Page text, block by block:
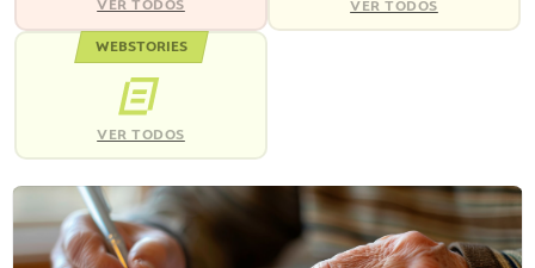
VER TODOS VER TODOS
WEBSTORIES
VER TODOS